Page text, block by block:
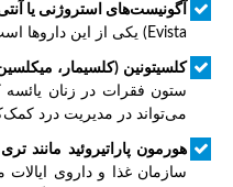
آگونیست‌های استروژنی یا
Evista) یکی از این داروها است.
کلسیتونین (کلسیمار،
ستون فقرات در زنان
می‌تواند در مدیریت درد
هورمون پاراتیروئید مانند تری